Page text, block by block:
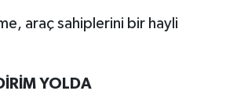
araç sahiplerini bir hayli
YOLDA